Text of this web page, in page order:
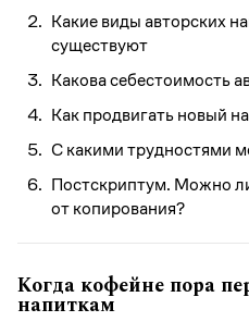
Какие виды авторских
существуют
Какова себестоимость
Как продвигать новый
С какими трудностями
Постскриптум. Можно
от копирования?
Когда кофейне пора
напиткам